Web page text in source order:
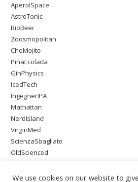
AperolSpace
AstroTonic
BioBeer
Zoosmopolitan
CheMojito
PiñaEcolada
GinPhysics
IcedTech
IngegnerIPA
Mathattan
NerdIsland
VirginMed
ScienzaSbagliato
OldScienced
PsychoOnTheBeach
We use cookies on our website to